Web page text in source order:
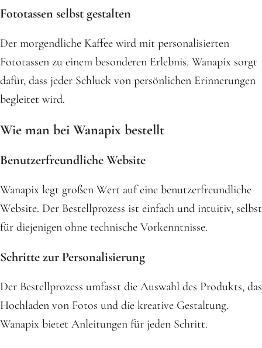
Fototassen selbst gestalten
Der morgendliche Kaffee wird mit personalisierten
Fototassen zu einem besonderen Erlebnis. Wanapix sorgt
dafür, dass jeder Schluck von persönlichen Erinnerungen
begleitet wird.
Wie man bei Wanapix bestellt
Benutzerfreundliche Website
Wanapix legt großen Wert auf eine benutzerfreundliche
Website. Der Bestellprozess ist einfach und intuitiv, selbst
für diejenigen ohne technische Vorkenntnisse.
Schritte zur Personalisierung
Der Bestellprozess umfasst die Auswahl des Produkts, das
Hochladen von Fotos und die kreative Gestaltung.
Wanapix bietet Anleitungen für jeden Schritt.